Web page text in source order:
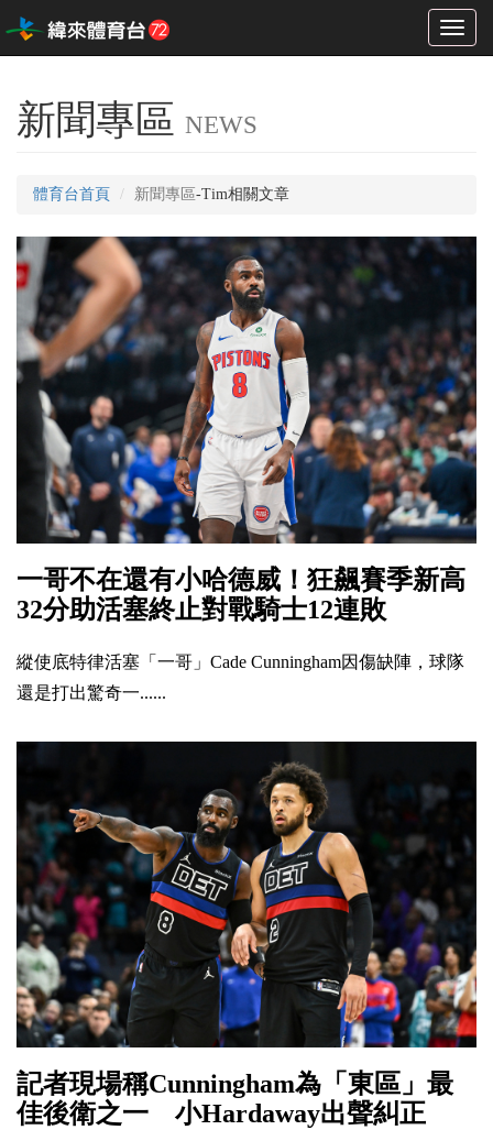
Toggle
新聞專區 NEWS
體育台首頁 新聞專區-Tim相關文章
一哥不在還有小哈德威！狂飆賽季新高
32分助活塞終止對戰騎士12連敗
縱使底特律活塞「一哥」Cade Cunningham因傷缺陣，球隊
還是打出驚奇一......
記者現場稱Cunningham為「東區」最
佳後衛之一 小Hardaway出聲糾正